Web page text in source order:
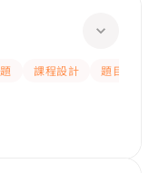
課程設計
題目講解